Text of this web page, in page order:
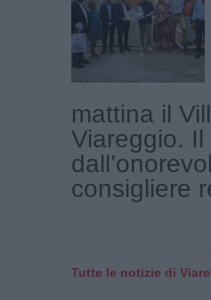
mattina il
Viareggio.
consigliere
Tutte le notizie di